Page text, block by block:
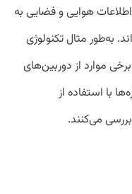
هوایی و فضایی به
به‌طور مثال تکنولوژی
موارد از دوربین‌های
با استفاده از
می‌کنند.